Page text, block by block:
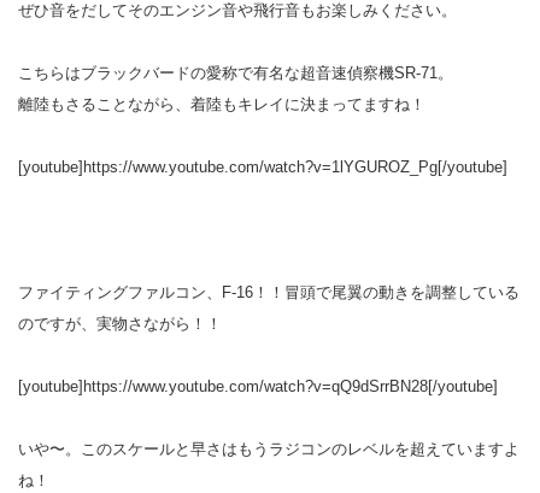
ぜひ音をだしてそのエンジン音や飛行音もお楽しみください。
こちらはブラックバードの愛称で有名な超音速偵察機SR-71。
離陸もさることながら、着陸もキレイに決まってますね！
[youtube]https://www.youtube.com/watch?v=1lYGUROZ_Pg[/youtube]
ファイティングファルコン、F-16！！冒頭で尾翼の動きを調整している
のですが、実物さながら！！
[youtube]https://www.youtube.com/watch?v=qQ9dSrrBN28[/youtube]
いや〜。このスケールと早さはもうラジコンのレベルを超えていますよ
ね！